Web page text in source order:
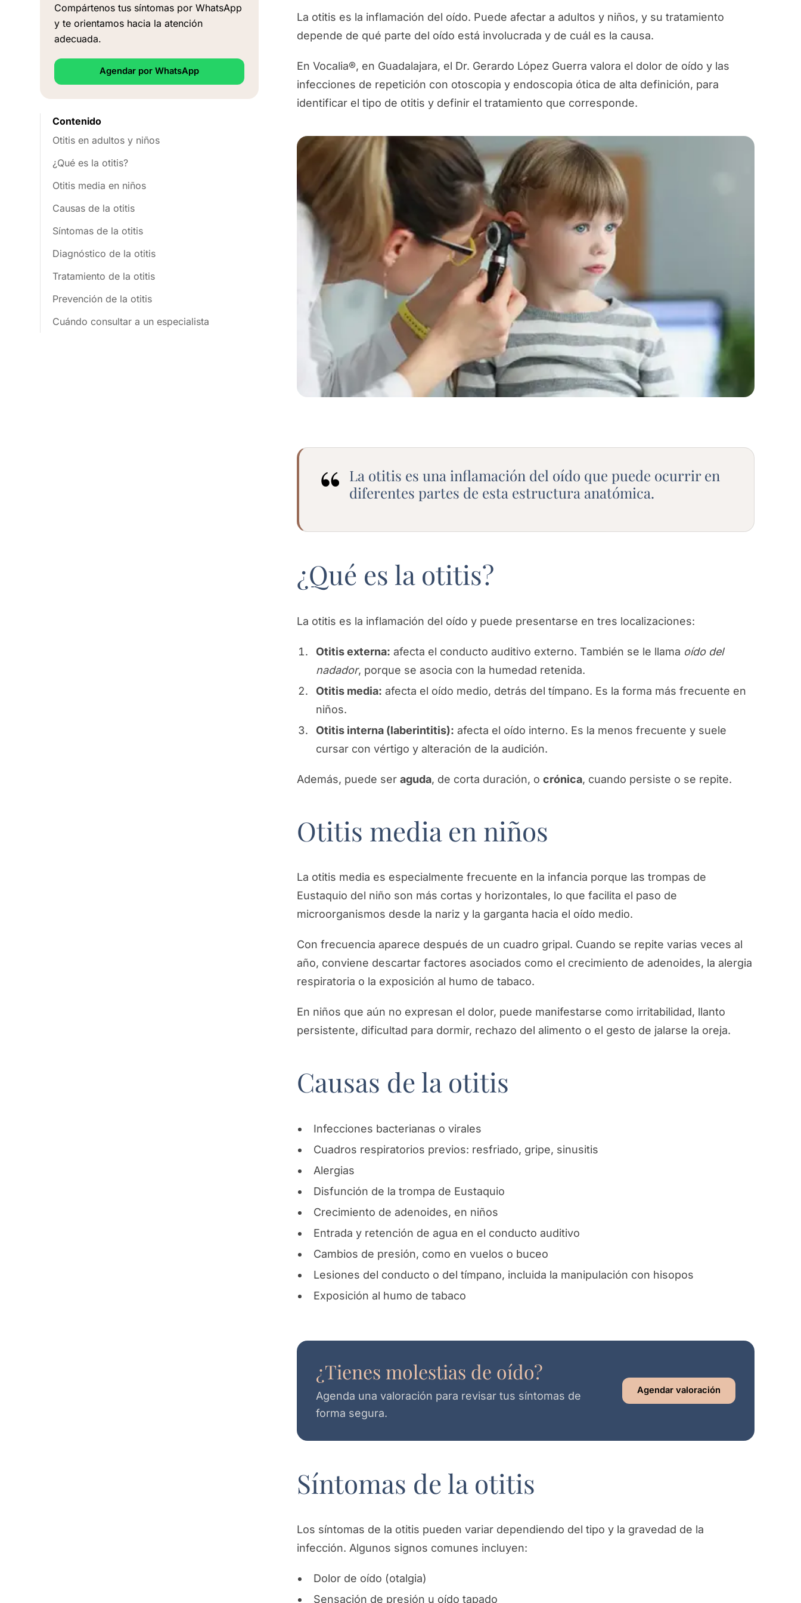
Compártenos tus síntomas por WhatsApp
y te orientamos hacia la atención
adecuada.
Agendar por WhatsApp
Contenido
Otitis en adultos y niños
¿Qué es la otitis?
Otitis media en niños
Causas de la otitis
Síntomas de la otitis
Diagnóstico de la otitis
Tratamiento de la otitis
Prevención de la otitis
Cuándo consultar a un especialista
La otitis es la inflamación del oído. Puede afectar a adultos y niños, y su tratamiento
depende de qué parte del oído está involucrada y de cuál es la causa.
En Vocalia®, en Guadalajara, el Dr. Gerardo López Guerra valora el dolor de oído y las
infecciones de repetición con otoscopia y endoscopia ótica de alta definición, para
identificar el tipo de otitis y definir el tratamiento que corresponde.
“ La otitis es una inflamación del oído que puede ocurrir en
diferentes partes de esta estructura anatómica.
¿Qué es la otitis?
La otitis es la inflamación del oído y puede presentarse en tres localizaciones:
Otitis externa: afecta el conducto auditivo externo. También se le llama oído del
nadador, porque se asocia con la humedad retenida.
Otitis media: afecta el oído medio, detrás del tímpano. Es la forma más frecuente en
niños.
Otitis interna (laberintitis): afecta el oído interno. Es la menos frecuente y suele
cursar con vértigo y alteración de la audición.
Además, puede ser aguda, de corta duración, o crónica, cuando persiste o se repite.
Otitis media en niños
La otitis media es especialmente frecuente en la infancia porque las trompas de
Eustaquio del niño son más cortas y horizontales, lo que facilita el paso de
microorganismos desde la nariz y la garganta hacia el oído medio.
Con frecuencia aparece después de un cuadro gripal. Cuando se repite varias veces al
año, conviene descartar factores asociados como el crecimiento de adenoides, la alergia
respiratoria o la exposición al humo de tabaco.
En niños que aún no expresan el dolor, puede manifestarse como irritabilidad, llanto
persistente, dificultad para dormir, rechazo del alimento o el gesto de jalarse la oreja.
Causas de la otitis
Infecciones bacterianas o virales
Cuadros respiratorios previos: resfriado, gripe, sinusitis
Alergias
Disfunción de la trompa de Eustaquio
Crecimiento de adenoides, en niños
Entrada y retención de agua en el conducto auditivo
Cambios de presión, como en vuelos o buceo
Lesiones del conducto o del tímpano, incluida la manipulación con hisopos
Exposición al humo de tabaco
¿Tienes molestias de oído?
Agenda una valoración para revisar tus síntomas de
forma segura.
Agendar valoración
Síntomas de la otitis
Los síntomas de la otitis pueden variar dependiendo del tipo y la gravedad de la
infección. Algunos signos comunes incluyen:
Dolor de oído (otalgia)
Sensación de presión u oído tapado